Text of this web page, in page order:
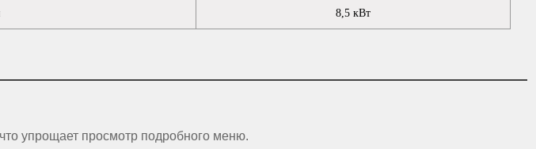
8,5 кВт
упрощает просмотр подробного меню.